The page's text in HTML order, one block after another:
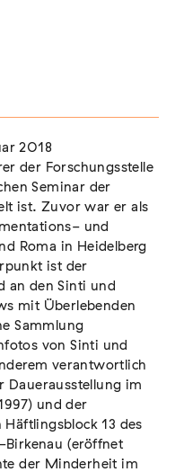
2018
der Forschungsstelle
Seminar der
ist. Zuvor war er als
und
Roma in Heidelberg
ist der
an den Sinti und
mit Überlebenden
Sammlung
von Sinti und
verantwortlich
Dauerausstellung im
und der
13 des
Birkenau (eröffnet
der Minderheit im
2018
der Forschungsstelle
Seminar der
ist. Zuvor war er als
und
Roma in Heidelberg
ist der
an den Sinti und
mit Überlebenden
Sammlung
von Sinti und
verantwortlich
Dauerausstellung im
und der
13 des
Birkenau (eröffnet
der Minderheit im